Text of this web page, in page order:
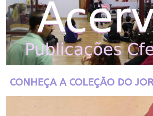
CONHEÇA A COLEÇÃO DO